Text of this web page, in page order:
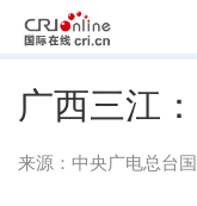
广西三江
来源： 中央广电总台